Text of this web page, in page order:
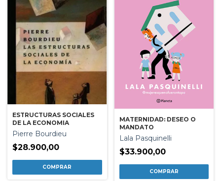
ESTRUCTURAS SOCIALES
DE LA ECONOMIA
Pierre Bourdieu
$28.900,00
MATERNIDAD: DESEO O
MANDATO
Lala Pasquinelli
$33.900,00